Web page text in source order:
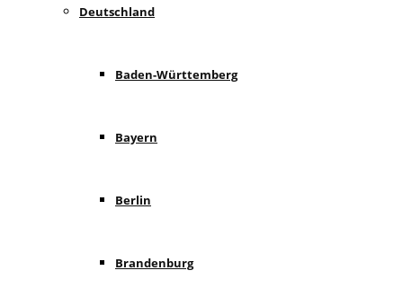
Deutschland
Baden-Württemberg
Bayern
Berlin
Brandenburg